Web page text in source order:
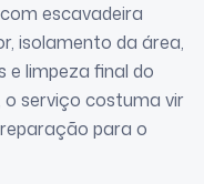
escavadeira
isolamento da área,
e limpeza final do
o serviço costuma vir
para o